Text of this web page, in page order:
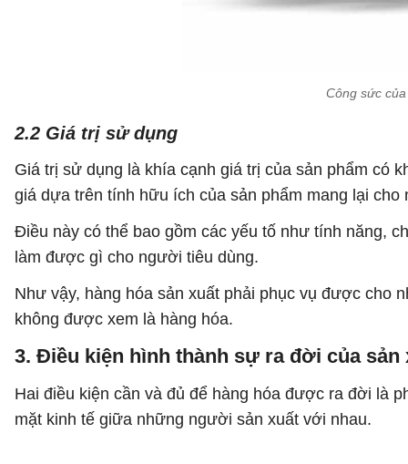
Công sức
2.2 Giá trị sử dụng
Giá trị sử dụng là khía cạnh giá trị của sản phẩm có
giá dựa trên tính hữu ích của sản phẩm mang lại cho
Điều này có thể bao gồm các yếu tố như tính năng,
làm được gì cho người tiêu dùng.
Như vậy, hàng hóa sản xuất phải phục vụ được cho
không được xem là hàng hóa.
3. Điều kiện hình thành sự ra đời của sản
Hai điều kiện cần và đủ để hàng hóa được ra đời là
mặt kinh tế giữa những người sản xuất với nhau.